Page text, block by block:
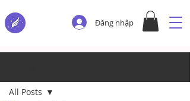
Đăng nhập
All Posts